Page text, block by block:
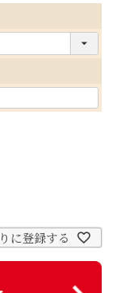
に登録する